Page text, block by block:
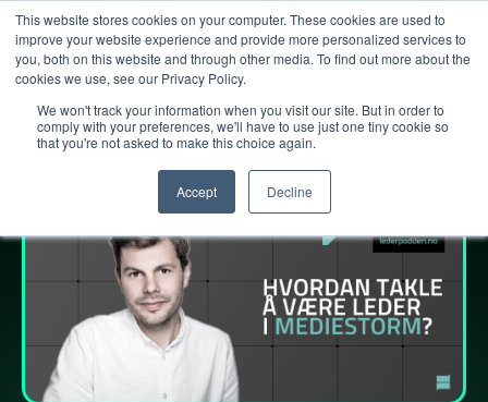
This website stores cookies on your computer. These cookies are used to
improve your website experience and provide more personalized services to
you, both on this website and through other media. To find out more about the
cookies we use, see our Privacy Policy.
We won't track your information when you visit our site. But in order to
comply with your preferences, we'll have to use just one tiny cookie so
that you're not asked to make this choice again.
Accept Decline
Lederpodden 1jun2023 176 Del